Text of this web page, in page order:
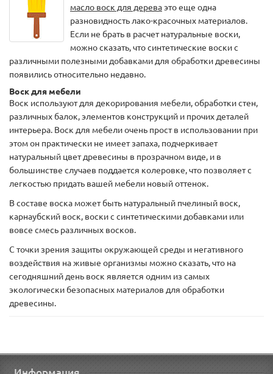
масло воск для дереваэто еще одна
разновидность лако-красочных материалов.
Если не брать в расчет натуральные воски,
можно сказать, что синтетические воски с
различными полезными добавками для обработки древесины
появились относительно недавно.
Воск для мебели
Воск используют для декорирования мебели, обработки стен,
различных балок, элементов конструкций и прочих деталей
интерьера. Воск для мебели очень прост в использовании при
этом он практически не имеет запаха, подчеркивает
натуральный цвет древесины в прозрачном виде, и в
большинстве случаев поддается колеровке, что позволяет с
легкостью придать вашей мебели новый оттенок.
В составе воска может быть натуральный пчелиный воск,
карнаубский воск, воски с синтетическими добавками или
вовсе смесь различных восков.
С точки зрения защиты окружающей среды и негативного
воздействия на живые организмы можно сказать, что на
сегодняшний день воск является одним из самых
экологически безопасных материалов для обработки
древесины.